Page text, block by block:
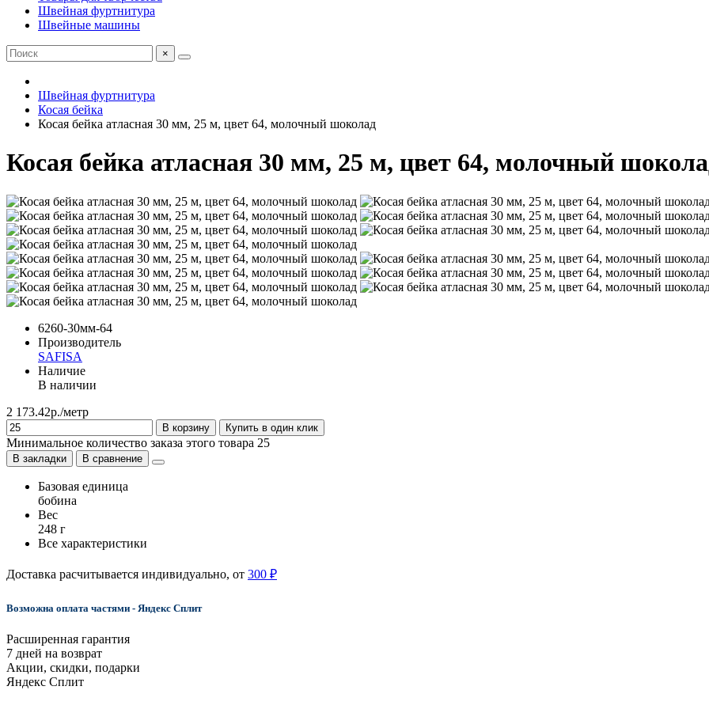
Швейная фуртнитура
Швейные машины
×
Швейная фуртнитура
Косая бейка
Косая бейка атласная 30 мм, 25 м, цвет 64, молочный шоколад
Косая бейка атласная 30 мм, 25 м, цвет 64, молочный
6260-30мм-64
Производитель
SAFISA
Наличие
В наличии
2 173.42р./метр
В корзину Купить в один клик
Минимальное количество заказа этого товара 25
В закладки В сравнение
Базовая единица
бобина
Вес
248 г
Все характеристики
Доставка расчитывается индивидуально, от 300 ₽
Возможна оплата частями - Яндекс Сплит
Расширенная гарантия
7 дней на возврат
Акции, скидки, подарки
Яндекс Сплит